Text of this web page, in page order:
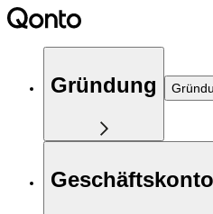
Gründung
Geschäftskonto